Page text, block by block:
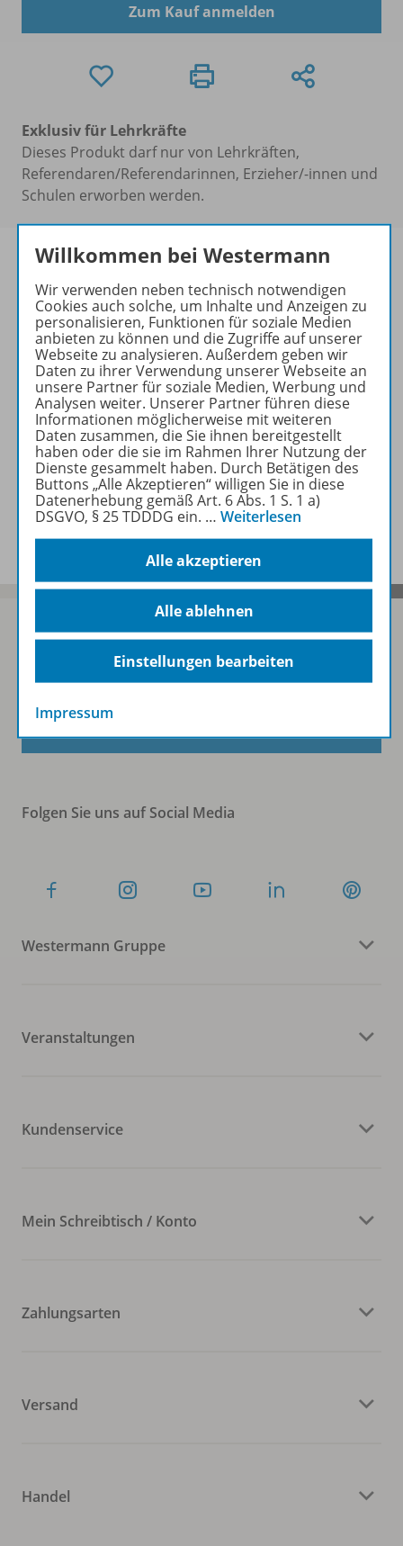
Zum Kauf anmelden
Exklusiv für Lehrkräfte
Dieses Produkt darf nur von Lehrkräften,
Referendaren/Referendarinnen, Erzieher/-innen und
Schulen erworben werden.
Produktinformationen
Beschreibung
Zugehörige Produkte
Benachrichtigungs-Service
Sofort profitieren
Zum Newsletter anmelden
Folgen Sie uns auf Social Media
Westermann Gruppe
Veranstaltungen
Kundenservice
Mein Schreibtisch / Konto
Zahlungsarten
Versand
Handel
Willkommen bei Westermann
Wir verwenden neben technisch notwendigen
Cookies auch solche, um Inhalte und Anzeigen zu
personalisieren, Funktionen für soziale Medien
anbieten zu können und die Zugriffe auf unserer
Webseite zu analysieren. Außerdem geben wir
Daten zu ihrer Verwendung unserer Webseite an
unsere Partner für soziale Medien, Werbung und
Analysen weiter. Unserer Partner führen diese
Informationen möglicherweise mit weiteren
Daten zusammen, die Sie ihnen bereitgestellt
haben oder die sie im Rahmen Ihrer Nutzung der
Dienste gesammelt haben. Durch Betätigen des
Buttons „Alle Akzeptieren“ willigen Sie in diese
Datenerhebung gemäß Art. 6 Abs. 1 S. 1 a)
DSGVO, § 25 TDDDG ein. … Weiterlesen
Alle akzeptieren
Alle ablehnen
Einstellungen bearbeiten
Impressum